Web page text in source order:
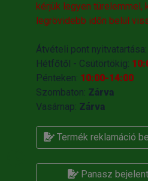
kérjük legyen türelemmel,
legrövidebb időn belül
Átvételi pont
Hétfőtől - Csütörtökig:
Pénteken: 10:00-14:00
Szombaton: Zárva
Vasárnap: Zárva
Termék reklamáció
Panasz